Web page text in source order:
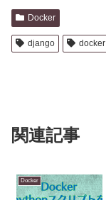
Docker
django docker
関連記事
Docker